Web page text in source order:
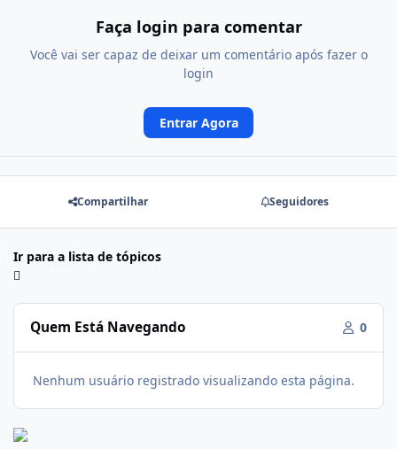
Faça login para comentar
Você vai ser capaz de deixar um comentário após fazer o
login
Entrar Agora
Compartilhar Seguidores
Ir para a lista de tópicos
Quem Está Navegando 0
Nenhum usuário registrado visualizando esta página.